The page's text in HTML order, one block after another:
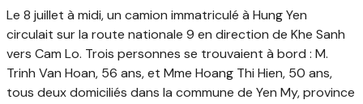
Le 8 juillet à midi, un camion immatriculé à Hung Yen
circulait sur la route nationale 9 en direction de Khe Sanh
vers Cam Lo. Trois personnes se trouvaient à bord : M.
Trinh Van Hoan, 56 ans, et Mme Hoang Thi Hien, 50 ans,
tous deux domiciliés dans la commune de Yen My, province